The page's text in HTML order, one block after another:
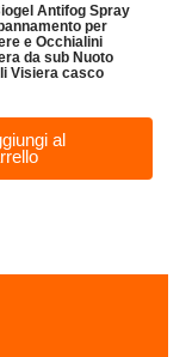
Antifog Spray
per
e Occhialini
da sub Nuoto
Visiera casco
al